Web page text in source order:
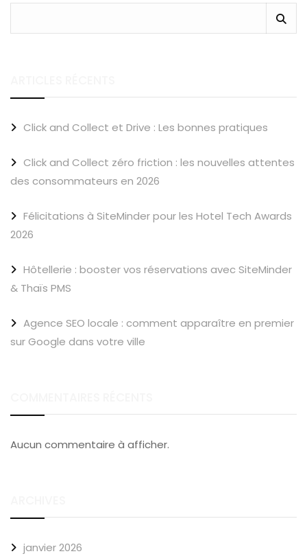
Click and Collect et Drive : Les bonnes pratiques
Click and Collect zéro friction : les nouvelles attentes
des consommateurs en 2026
Félicitations à SiteMinder pour les Hotel Tech Awards
2026
Hôtellerie : booster vos réservations avec SiteMinder
& Thaïs PMS
Agence SEO locale : comment apparaître en premier
sur Google dans votre ville
Aucun commentaire à afficher.
janvier 2026